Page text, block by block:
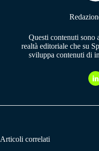
Questi contenuti sono
realtà editoriale che su
sviluppa contenuti di
Articoli correlati